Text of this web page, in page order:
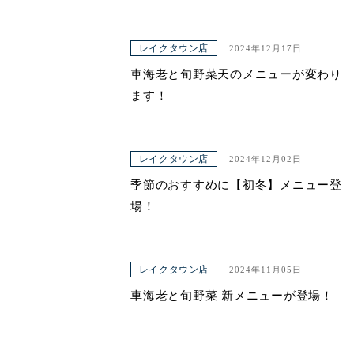
レイクタウン店 2024年12月17日
車海老と旬野菜天のメニューが変わり
ます！
レイクタウン店 2024年12月02日
季節のおすすめに【初冬】メニュー登
場！
レイクタウン店 2024年11月05日
車海老と旬野菜 新メニューが登場！